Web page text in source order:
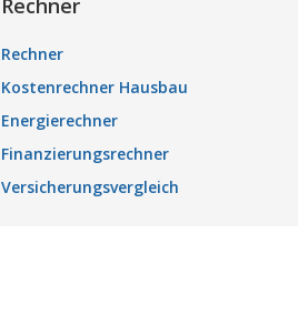
Rechner
Rechner
Kostenrechner Hausbau
Energierechner
Finanzierungsrechner
Versicherungsvergleich